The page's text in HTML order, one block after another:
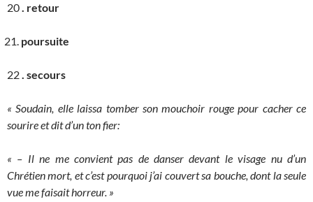
20. retour
poursuite
22. secours
« Soudain, elle laissa tomber son mouchoir rouge pour cacher ce
sourire et dit d’un ton fier:
« – Il ne me convient pas de danser devant le visage nu d’un
Chrétien mort, et c’est pourquoi j’ai couvert sa bouche, dont la seule
vue me faisait horreur. »